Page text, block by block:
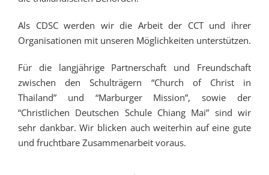
Als CDSC werden wir die Arbeit der CCT und ihrer
Organisationen mit unseren Möglichkeiten unterstützen.
Für die langjährige Partnerschaft und Freundschaft
zwischen den Schulträgern “Church of Christ in
Thailand” und “Marburger Mission”, sowie der
“Christlichen Deutschen Schule Chiang Mai” sind wir
sehr dankbar. Wir blicken auch weiterhin auf eine gute
und fruchtbare Zusammenarbeit voraus.